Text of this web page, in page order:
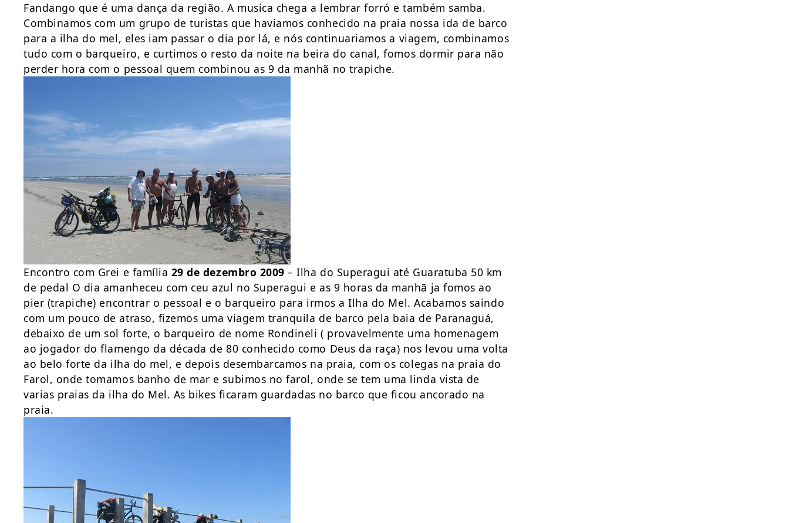
Fandango que é uma dança da região. A musica chega a lembrar forró e também samba.
Combinamos com um grupo de turistas que haviamos conhecido na praia nossa ida de barco
para a ilha do mel, eles iam passar o dia por lá, e nós continuariamos a viagem, combinamos
tudo com o barqueiro, e curtimos o resto da noite na beira do canal, fomos dormir para não
perder hora com o pessoal quem combinou as 9 da manhã no trapiche.
Encontro com Grei e família 29 de dezembro 2009 – Ilha do Superagui até Guaratuba 50 km
de pedal O dia amanheceu com ceu azul no Superagui e as 9 horas da manhã ja fomos ao
pier (trapiche) encontrar o pessoal e o barqueiro para irmos a Ilha do Mel. Acabamos saindo
com um pouco de atraso, fizemos uma viagem tranquila de barco pela baia de Paranaguá,
debaixo de um sol forte, o barqueiro de nome Rondineli ( provavelmente uma homenagem
ao jogador do flamengo da década de 80 conhecido como Deus da raça) nos levou uma volta
ao belo forte da ilha do mel, e depois desembarcamos na praia, com os colegas na praia do
Farol, onde tomamos banho de mar e subimos no farol, onde se tem uma linda vista de
varias praias da ilha do Mel. As bikes ficaram guardadas no barco que ficou ancorado na
praia.